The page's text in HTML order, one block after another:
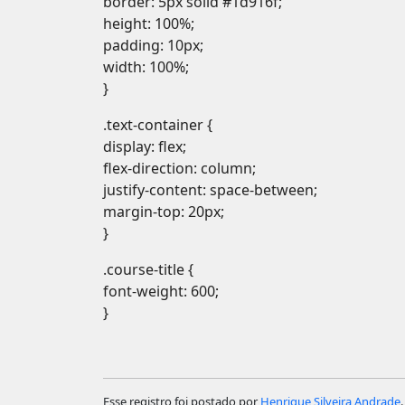
height: 100%;
padding: 10px;
width: 100%;
}
.text-container {
display: flex;
flex-direction: column;
justify-content: space-between;
margin-top: 20px;
}
.course-title {
font-weight: 600;
}
Esse registro foi postado por Henrique Silveira Andrade